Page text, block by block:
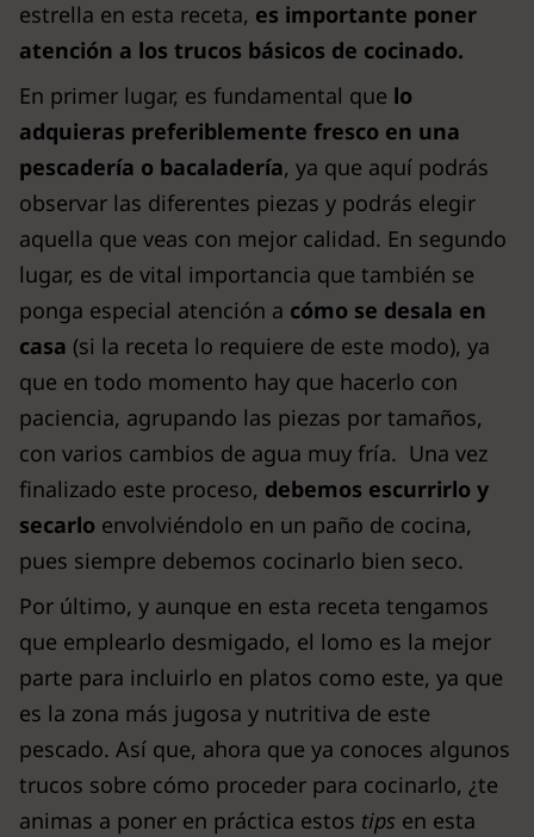
estrella en esta receta, es importante poner
atención a los trucos básicos de cocinado.
En primer lugar, es fundamental que lo
adquieras preferiblemente fresco en una
pescadería o bacaladería, ya que aquí podrás
observar las diferentes piezas y podrás elegir
aquella que veas con mejor calidad. En segundo
lugar, es de vital importancia que también se
ponga especial atención a cómo se desala en
casa (si la receta lo requiere de este modo), ya
que en todo momento hay que hacerlo con
paciencia, agrupando las piezas por tamaños,
con varios cambios de agua muy fría. Una vez
finalizado este proceso, debemos escurrirlo y
secarlo envolviéndolo en un paño de cocina,
pues siempre debemos cocinarlo bien seco.
Por último, y aunque en esta receta tengamos
que emplearlo desmigado, el lomo es la mejor
parte para incluirlo en platos como este, ya que
es la zona más jugosa y nutritiva de este
pescado. Así que, ahora que ya conoces algunos
trucos sobre cómo proceder para cocinarlo, ¿te
animas a poner en práctica estos tips en esta